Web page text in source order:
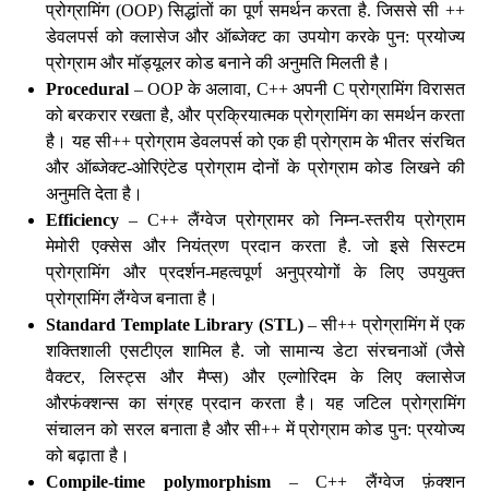
प्रोग्रामिंग (OOP) सिद्धांतों का पूर्ण समर्थन करता है. जिससे सी ++
डेवलपर्स को क्लासेज और ऑब्जेक्ट का उपयोग करके पुन: प्रयोज्य
प्रोग्राम और मॉड्यूलर कोड बनाने की अनुमति मिलती है।
Procedural – OOP के अलावा, C++ अपनी C प्रोग्रामिंग विरासत
को बरकरार रखता है, और प्रक्रियात्मक प्रोग्रामिंग का समर्थन करता
है। यह सी++ प्रोग्राम डेवलपर्स को एक ही प्रोग्राम के भीतर संरचित
और ऑब्जेक्ट-ओरिएंटेड प्रोग्राम दोनों के प्रोग्राम कोड लिखने की
अनुमति देता है।
Efficiency – C++ लैंग्वेज प्रोग्रामर को निम्न-स्तरीय प्रोग्राम
मेमोरी एक्सेस और नियंत्रण प्रदान करता है. जो इसे सिस्टम
प्रोग्रामिंग और प्रदर्शन-महत्वपूर्ण अनुप्रयोगों के लिए उपयुक्त
प्रोग्रामिंग लैंग्वेज बनाता है।
Standard Template Library (STL)– सी++ प्रोग्रामिंग में एक
शक्तिशाली एसटीएल शामिल है. जो सामान्य डेटा संरचनाओं (जैसे
वैक्टर, लिस्ट्स और मैप्स) और एल्गोरिदम के लिए क्लासेज
औरफंक्शन्स का संग्रह प्रदान करता है। यह जटिल प्रोग्रामिंग
संचालन को सरल बनाता है और सी++ में प्रोग्राम कोड पुन: प्रयोज्य
को बढ़ाता है।
Compile-time polymorphism – C++ लैंग्वेज फ़ंक्शन